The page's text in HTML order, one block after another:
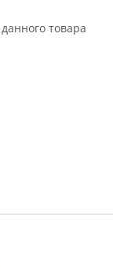
товара